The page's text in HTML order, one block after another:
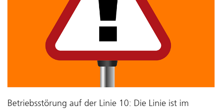
Betriebsstörung auf der Linie 10: Die Linie ist im